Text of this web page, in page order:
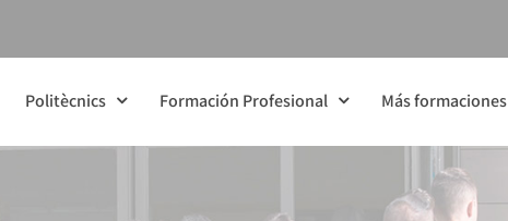
Politècnics Formación Profesional Más formaciones